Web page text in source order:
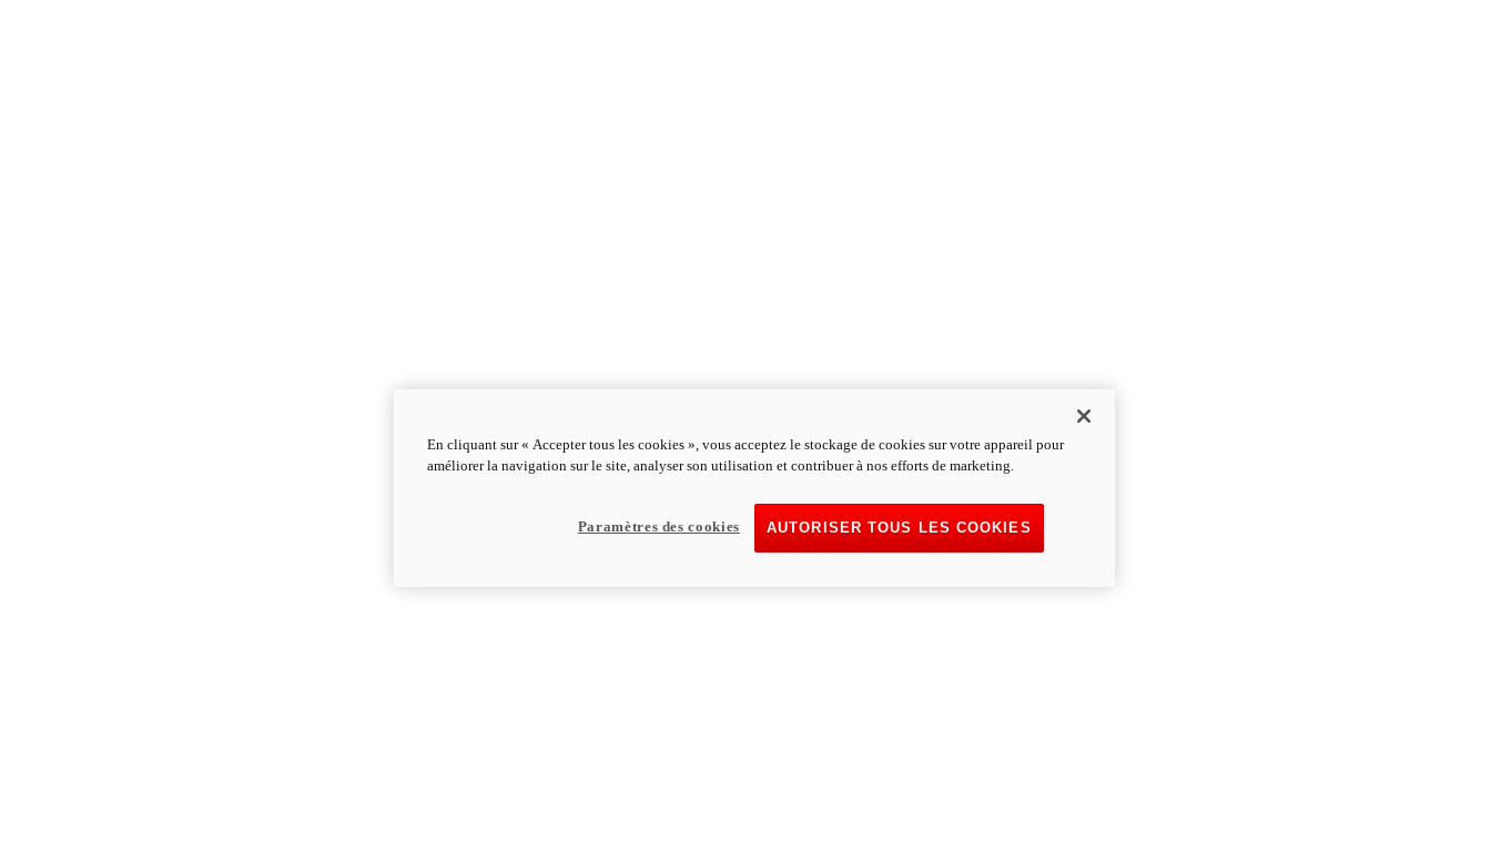
En cliquant sur « Accepter tous les cookies », vous acceptez le stockage de cookies sur votre appareil pour
améliorer la navigation sur le site, analyser son utilisation et contribuer à nos efforts de marketing.
AUTORISER TOUS LES COOKIES
Paramètres des cookies